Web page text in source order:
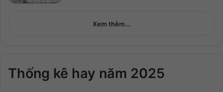
Xem thêm...
Thống kê hay năm 2025